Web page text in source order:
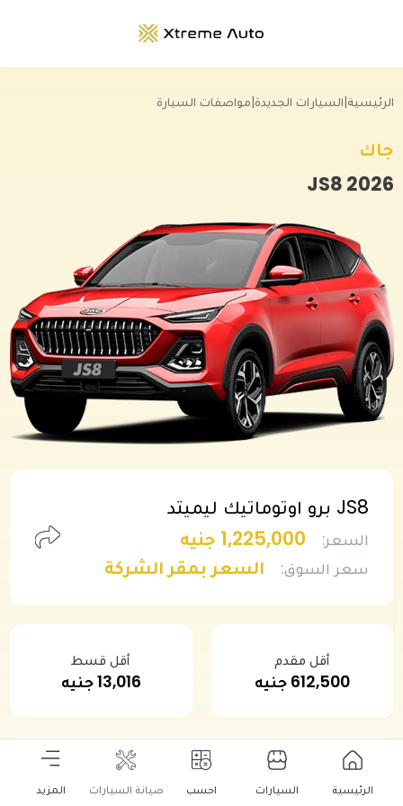
الرئيسية|السيارات الجديدة|مواصفات السيارة
جاك
JS8 2026
JS8 برو اوتوماتيك ليميتد
السعر: 1,225,000 جنيه
سعر السوق: السعر بمقر الشركة
أقل مقدم
612,500 جنيه
أقل قسط
13,016 جنيه
هل تحتاج هذه السيارة؟
يمكنك طلب عرض سعر نقدي أو بالتقسيط لهذه
الرئيسية السيارات احسب صيانة السيارات المزيد